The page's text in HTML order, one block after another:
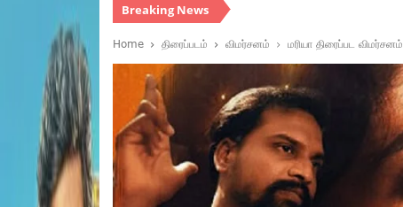
Breaking News
Home திரைப்படம் விமர்சனம் மரியா திரைப்பட விமர்சனம்